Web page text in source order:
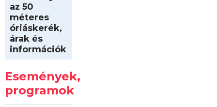
az 50
méteres
óriáskerék,
árak és
információk
Események,
programok
Kilóméterek
2026